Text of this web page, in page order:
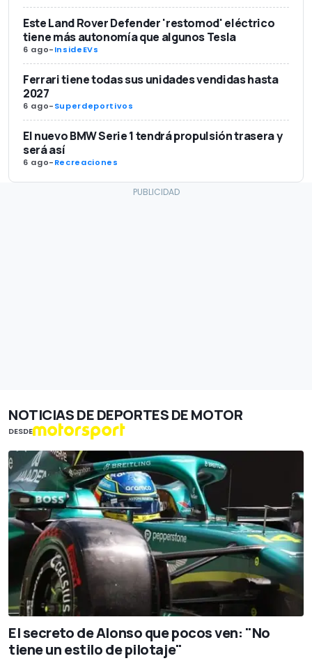
Este Land Rover Defender 'restomod' eléctrico
tiene más autonomía que algunos Tesla
6 ago-InsideEVs
Ferrari tiene todas sus unidades vendidas hasta
2027
6 ago-Superdeportivos
El nuevo BMW Serie 1 tendrá propulsión trasera y
será así
6 ago-Recreaciones
NOTICIAS DE DEPORTES DE MOTOR
DESDE
El secreto de Alonso que pocos ven: "No
tiene un estilo de pilotaje"